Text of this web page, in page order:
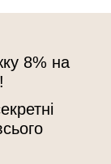
8% на